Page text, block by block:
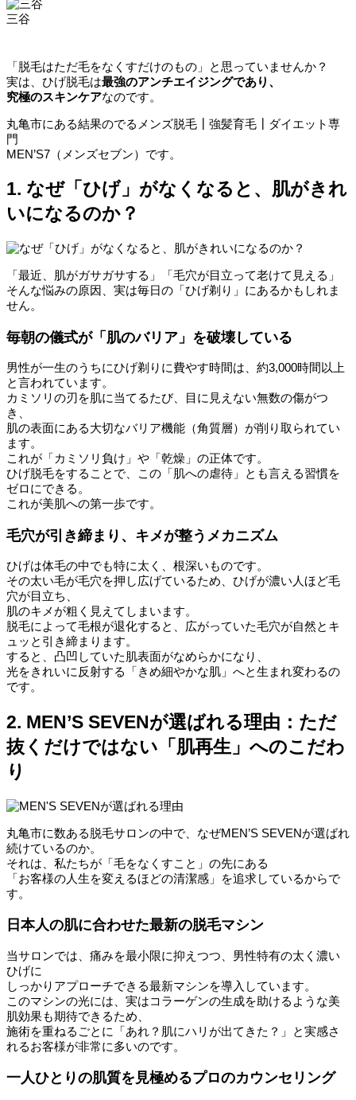
三谷
「脱毛はただ毛をなくすだけのもの」と思っていませんか？
実は、ひげ脱毛は最強のアンチエイジングであり、
究極のスキンケアなのです。
丸亀市にある結果のでるメンズ脱毛┃強髪育毛┃ダイエット専
門
MEN’S7（メンズセブン）です。
1. なぜ「ひげ」がなくなると、肌がきれ
いになるのか？
「最近、肌がガサガサする」「毛穴が目立って老けて見える」
そんな悩みの原因、実は毎日の「ひげ剃り」にあるかもしれま
せん。
毎朝の儀式が「肌のバリア」を破壊している
男性が一生のうちにひげ剃りに費やす時間は、約3,000時間以上
と言われています。
カミソリの刃を肌に当てるたび、目に見えない無数の傷がつ
き、
肌の表面にある大切なバリア機能（角質層）が削り取られてい
ます。
これが「カミソリ負け」や「乾燥」の正体です。
ひげ脱毛をすることで、この「肌への虐待」とも言える習慣を
ゼロにできる。
これが美肌への第一歩です。
毛穴が引き締まり、キメが整うメカニズム
ひげは体毛の中でも特に太く、根深いものです。
その太い毛が毛穴を押し広げているため、ひげが濃い人ほど毛
穴が目立ち、
肌のキメが粗く見えてしまいます。
脱毛によって毛根が退化すると、広がっていた毛穴が自然とキ
ュッと引き締まります。
すると、凸凹していた肌表面がなめらかになり、
光をきれいに反射する「きめ細やかな肌」へと生まれ変わるの
です。
2. MEN’S SEVENが選ばれる理由：ただ
抜くだけではない「肌再生」へのこだわ
り
丸亀市に数ある脱毛サロンの中で、なぜMEN’S SEVENが選ばれ
続けているのか。
それは、私たちが「毛をなくすこと」の先にある
「お客様の人生を変えるほどの清潔感」を追求しているからで
す。
日本人の肌に合わせた最新の脱毛マシン
当サロンでは、痛みを最小限に抑えつつ、男性特有の太く濃い
ひげに
しっかりアプローチできる最新マシンを導入しています。
このマシンの光には、実はコラーゲンの生成を助けるような美
肌効果も期待できるため、
施術を重ねるごとに「あれ？肌にハリが出てきた？」と実感さ
れるお客様が非常に多いのです。
一人ひとりの肌質を見極めるプロのカウンセリング